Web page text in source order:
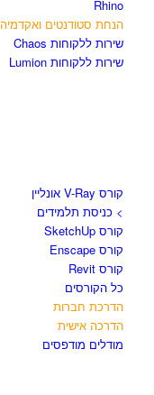
Rhino
הנחת סטודנטים ואקדמיה
שירות ללקוחות Chaos
שירות ללקוחות Lumion
קורס V-Ray אונליין
> כניסת תלמידים
קורס SketchUp
קורס Enscape
קורס Revit
כל הקורסים
הדרכת חברות
הדרכה אישית
מודלים מודפסים